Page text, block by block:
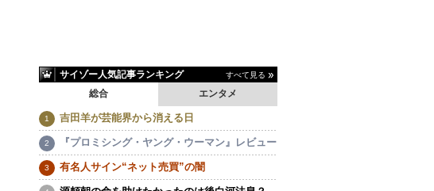
サイゾー人気記事ランキング すべて見る
エンタメ
総合
吉田羊が芸能界から消える日
『プロミシング・ヤング・ウーマン』レビュー
有名人サイン“ネット売買”の闇